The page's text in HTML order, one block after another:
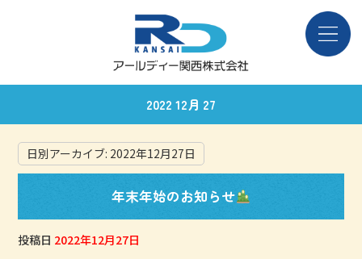
2022 12月 27
日別アーカイブ: 2022年12月27日
年末年始のお知らせ
投稿日 2022年12月27日